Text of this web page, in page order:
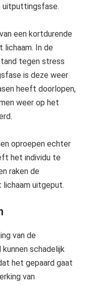
uitputtingsfase.
een kortdurende
lichaam. In de
tegen stress
is deze weer
heeft doorlopen,
weer op het
oproepen echter
het individu te
raken de
lichaam uitgeput.
van de
schadelijk
het gepaard gaat
van